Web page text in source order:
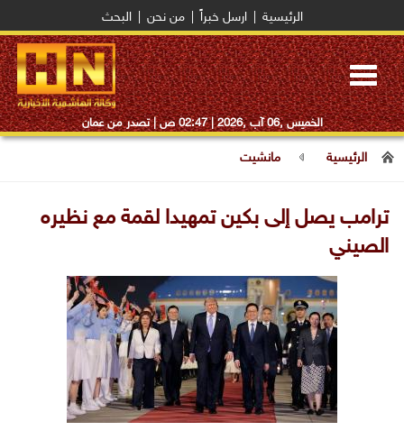
الرئيسية ارسل خبراً من نحن البحث
Toggle
navigation
الخميس ,06 آب ,2026 | 02:47 ص | تصدر من عمان
الرئيسية مانشيت
ترامب يصل إلى بكين تمهيدا لقمة مع نظيره
الصيني